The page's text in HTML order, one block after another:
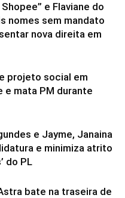
e Flaviane do
nomes sem mandato
nova direita em
projeto social em
e mata PM durante
e Jayme, Janaina
e minimiza atrito
do PL
bate na traseira de